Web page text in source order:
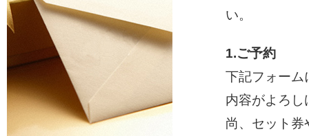
い。
1.ご予約
下記フォーム
内容がよろし
尚、セット券